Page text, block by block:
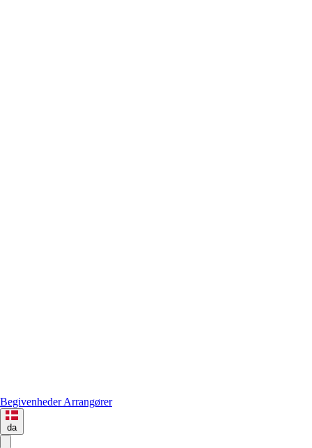
BegivenhederArrangører
da